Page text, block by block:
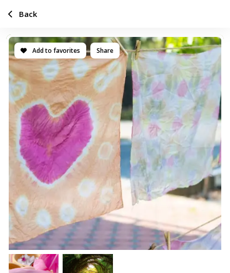
Add to favorites Share
Back